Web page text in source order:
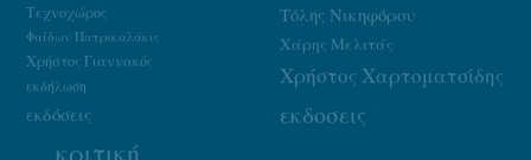
Τεχνοχώρος
Τόλης Νικηφόρου
Φαίδων Πατρικαλάκις Χάρης Μελιτάς
Χρήστος Γιαννακός
Χρήστος Χαρτοματσίδης
εκδήλωση
εκδοσεις
εκδόσεις
κριτική